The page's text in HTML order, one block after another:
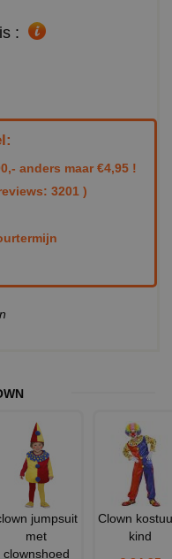
:
anders maar €4,95 !
3201 )
jumpsuit
met
clownshoed
Clown
kind